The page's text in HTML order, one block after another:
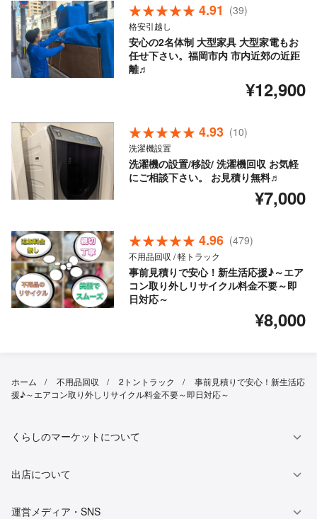
4.91 (39)
格安引越し
安心の2名体制 大型家具 大型家電もお
任せ下さい。福岡市内 市内近郊の近距
離♬
¥12,900
4.93 (10)
洗濯機設置
洗濯機の設置/移設/ 洗濯機回収 お気軽
にご相談下さい。 お見積り無料♬
¥7,000
4.96 (479)
不用品回収 / 軽トラック
事前見積りで安心！新生活応援♪～エア
コン取り外しリサイクル料金不要～即
日対応～
¥8,000
ホーム 不用品回収 2トントラック
事前見積りで安心！新生活応
援♪～エアコン取り外しリサイクル料金不要～即日対応～
くらしのマーケットについて
出店について
運営メディア・SNS